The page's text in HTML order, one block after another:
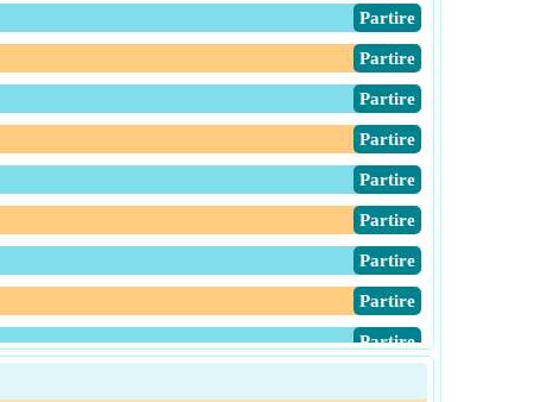
​Partire
​Partire
​Partire
​Partire
​Partire
​Partire
​Partire
​Partire
​Partire